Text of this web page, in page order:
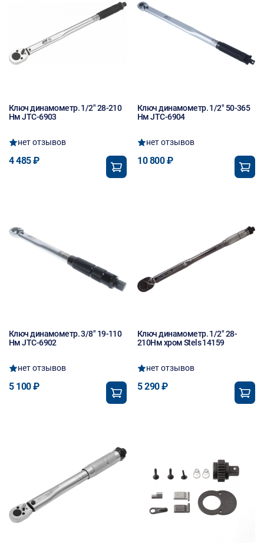
Ключ динамометр. 1/2" 28-210
Нм JTC-6903
нет отзывов
4 485 ₽
Ключ динамометр. 1/2" 50-365
Нм JTC-6904
нет отзывов
10 800 ₽
Ключ динамометр. 3/8" 19-110
Нм JTC-6902
нет отзывов
5 100 ₽
Ключ динамометр. 1/2" 28-
210Нм хром Stels 14159
нет отзывов
5 290 ₽